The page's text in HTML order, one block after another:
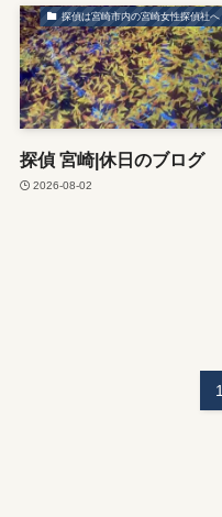
探偵は宮崎市内の宮崎女性探偵社へ
探偵 宮崎|休日のブログ
2026-08-02
1